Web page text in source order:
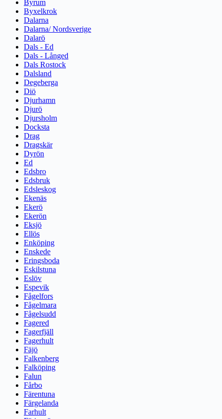
Byrum
Byxelkrok
Dalarna
Dalarna/ Nordsverige
Dalarö
Dals - Ed
Dals - Långed
Dals Rostock
Dalsland
Degeberga
Diö
Djurhamn
Djurö
Djursholm
Docksta
Drag
Dragskär
Dyrön
Ed
Edsbro
Edsbruk
Edsleskog
Ekenäs
Ekerö
Ekerön
Eksjö
Ellös
Enköping
Enskede
Eringsboda
Eskilstuna
Eslöv
Espevik
Fågelfors
Fågelmara
Fågelsudd
Fagered
Fagerfjäll
Fagerhult
Fäjö
Falkenberg
Falköping
Falun
Fårbo
Färentuna
Färgelanda
Farhult